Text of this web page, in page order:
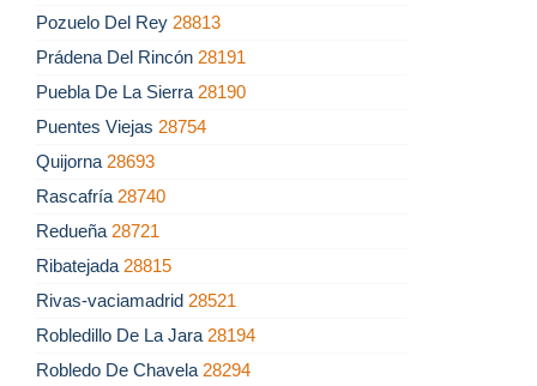
Pozuelo Del Rey 28813
Prádena Del Rincón 28191
Puebla De La Sierra 28190
Puentes Viejas 28754
Quijorna 28693
Rascafría 28740
Redueña 28721
Ribatejada 28815
Rivas-vaciamadrid 28521
Robledillo De La Jara 28194
Robledo De Chavela 28294